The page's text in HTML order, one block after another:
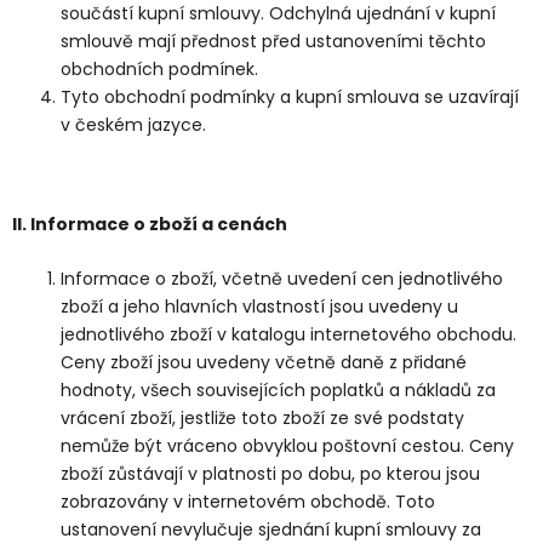
součástí kupní smlouvy. Odchylná ujednání v kupní
smlouvě mají přednost před ustanoveními těchto
obchodních podmínek.
Tyto obchodní podmínky a kupní smlouva se uzavírají
v českém jazyce.
II. Informace o zboží a cenách
Informace o zboží, včetně uvedení cen jednotlivého
zboží a jeho hlavních vlastností jsou uvedeny u
jednotlivého zboží v katalogu internetového obchodu.
Ceny zboží jsou uvedeny včetně daně z přidané
hodnoty, všech souvisejících poplatků a nákladů za
vrácení zboží, jestliže toto zboží ze své podstaty
nemůže být vráceno obvyklou poštovní cestou. Ceny
zboží zůstávají v platnosti po dobu, po kterou jsou
zobrazovány v internetovém obchodě. Toto
ustanovení nevylučuje sjednání kupní smlouvy za